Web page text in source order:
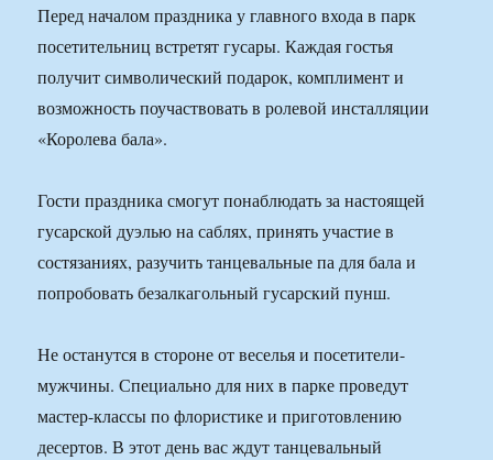
Перед началом праздника у главного входа в парк
посетительниц встретят гусары. Каждая гостья
получит символический подарок, комплимент и
возможность поучаствовать в ролевой инсталляции
«Королева бала».
Гости праздника смогут понаблюдать за настоящей
гусарской дуэлью на саблях, принять участие в
состязаниях, разучить танцевальные па для бала и
попробовать безалкагольный гусарский пунш.
Не останутся в стороне от веселья и посетители-
мужчины. Специально для них в парке проведут
мастер-классы по флористике и приготовлению
десертов. В этот день вас ждут танцевальный